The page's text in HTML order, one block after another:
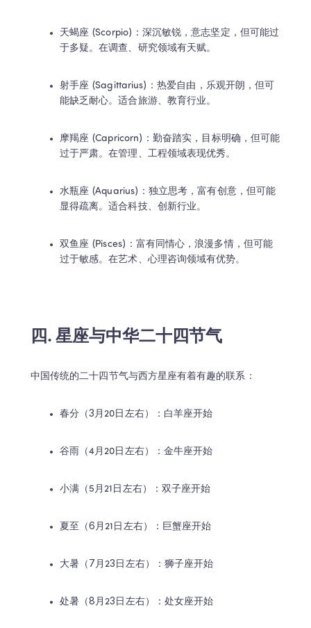
天蝎座 (Scorpio)：深沉敏锐，意志坚定，但可能过
于多疑。在调查、研究领域有天赋。
射手座 (Sagittarius)：热爱自由，乐观开朗，但可
能缺乏耐心。适合旅游、教育行业。
摩羯座 (Capricorn)：勤奋踏实，目标明确，但可能
过于严肃。在管理、工程领域表现优秀。
水瓶座 (Aquarius)：独立思考，富有创意，但可能
显得疏离。适合科技、创新行业。
双鱼座 (Pisces)：富有同情心，浪漫多情，但可能
过于敏感。在艺术、心理咨询领域有优势。
四. 星座与中华二十四节气
中国传统的二十四节气与西方星座有着有趣的联系：
春分（3月20日左右）：白羊座开始
谷雨（4月20日左右）：金牛座开始
小满（5月21日左右）：双子座开始
夏至（6月21日左右）：巨蟹座开始
大暑（7月23日左右）：狮子座开始
处暑（8月23日左右）：处女座开始